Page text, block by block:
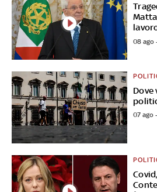
08 ago
Dove
07 ago